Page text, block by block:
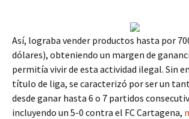
Así, lograba vender productos hasta por
dólares), obteniendo un margen de
permitía vivir de esta actividad ilegal. Sin
título de liga, se caracterizó por ser un
desde ganar hasta 6 o 7 partidos
incluyendo un 5-0 contra el FC Cartagena,